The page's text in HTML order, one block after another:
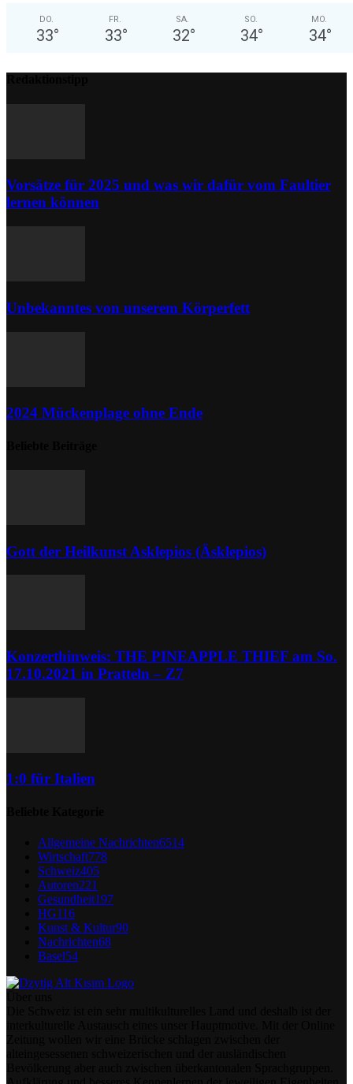
DO.
33°
FR.
33°
SA.
32°
SO.
34°
MO.
34°
Vorsätze für 2025 und was wir dafür vom Faultier
lernen können
Unbekanntes von unserem Körperfett
2024 Mückenplage ohne Ende
Gott der Heilkunst Asklepios (Äsklepios)
Konzerthinweis: THE PINEAPPLE THIEF am So.
17.10.2021 in Pratteln – Z7
1:0 für Italien
Allgemeine Nachrichten6514
Wirtschaft778
Schweiz405
Autoren221
Gesundheit197
HG116
Kunst & Kultur90
Nachrichten68
Basel54